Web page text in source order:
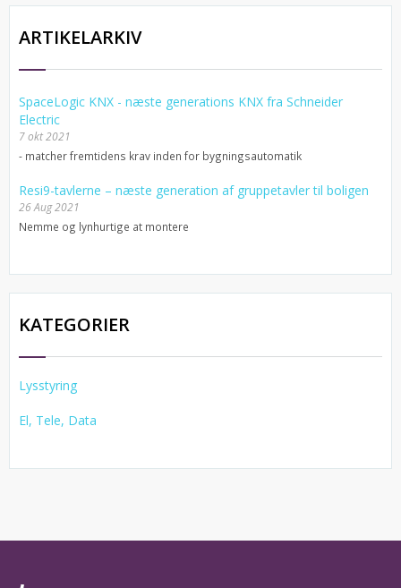
ARTIKELARKIV
SpaceLogic KNX - næste generations KNX fra Schneider
Electric
7 okt 2021
- matcher fremtidens krav inden for bygningsautomatik
Resi9-tavlerne – næste generation af gruppetavler til boligen
26 Aug 2021
Nemme og lynhurtige at montere
KATEGORIER
Lysstyring
El, Tele, Data